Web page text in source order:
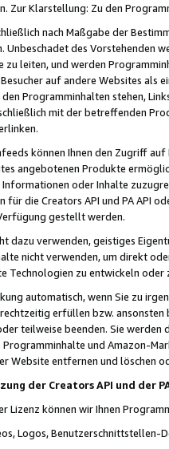
Zur Klarstellung: Zu den
nach Maßgabe der
Unbeschadet des Vorstehenden
leiten, und werden
auf andere Websites als
Programminhalten stehen,
mit der betreffenden
können Ihnen den Zugriff
angebotenen Produkte
oder Inhalte
für die Creators API und PA API
gestellt werden.
dazu verwenden, geistiges
nicht verwenden, um direkt
Technologien zu entwickeln
automatisch, wenn Sie zu
erfüllen bzw. ansonsten
teilweise beenden. Sie werden
und Amazon-
Website entfernen und löschen
der Creators API und der
Lizenz können wir Ihnen
Logos, Benutzerschnittstellen-